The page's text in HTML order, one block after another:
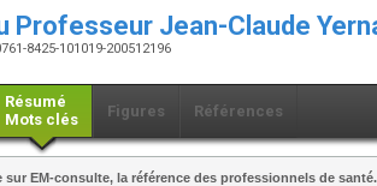
Professeur Jean-Claude
8425-101019-200512196
Résumé
Mots clés
Figures Références
sur EM-consulte, la référence des professionnels de santé.